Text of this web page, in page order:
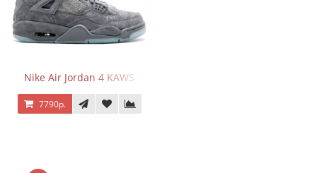
Nike Air Jordan 4 KAWS
7790р.